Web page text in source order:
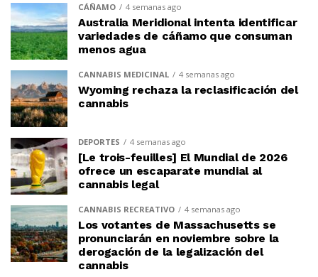
CÁÑAMO 4 semanas ago
Australia Meridional intenta identificar
variedades de cáñamo que consuman
menos agua
CANNABIS MEDICINAL 4 semanas ago
Wyoming rechaza la reclasificación del
cannabis
DEPORTES 4 semanas ago
[Le trois-feuilles] El Mundial de 2026
ofrece un escaparate mundial al
cannabis legal
CANNABIS RECREATIVO 4 semanas ago
Los votantes de Massachusetts se
pronunciarán en noviembre sobre la
derogación de la legalización del
cannabis